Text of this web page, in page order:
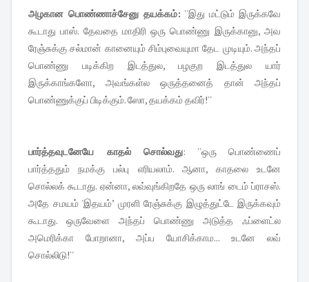
அழகான பொண்ணாச்சேனு தயக்கம்: ''இது மட்டும் இருக்கவே
கூடாது பாஸ். தேவதை மாதிரி ஒரு பொண்ணு இருக்கானு, அவ
ரேஞ்சுக்கு சல்மான் கானையும் சிம்புவையுமா தேட முடியும். அந்தப்
பொண்ணு படிக்கிற இடத்துல, பழகுற இடத்துல யார்
இருக்காங்களோ, அவங்கள்ல ஒருத்தனைத் தான் அந்தப்
பொண்ணுக்குப் பிடிக்கும். ஸோ, தயக்கம் தவிர்!''
பார்த்தவுடனேயே காதல் சொல்வது: ''ஒரு பொண்ணைப்
பார்த்ததும் நமக்கு பல்பு எரியலாம். ஆனா, காதலை உடனே
சொல்லக் கூடாது. ஏன்னா, லவ்வுங்கிறதே ஒரு லாங் டைம் ப்ராசஸ்.
அதே சமயம் 'இதயம்’ முரளி ரேஞ்சுக்கு இழுத்துட்டே இருக்கவும்
கூடாது. ஒருவேளை அந்தப் பொண்ணு அடுத்த ஃப்ளைட்ல
அமெரிக்கா போறானா, அப்ப யோசிக்காம... உடனே லவ்
சொல்லிடு!''